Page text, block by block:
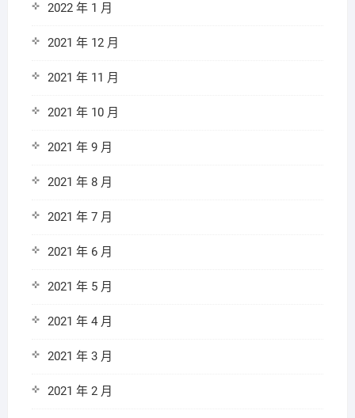
2022 年 1 月
2021 年 12 月
2021 年 11 月
2021 年 10 月
2021 年 9 月
2021 年 8 月
2021 年 7 月
2021 年 6 月
2021 年 5 月
2021 年 4 月
2021 年 3 月
2021 年 2 月